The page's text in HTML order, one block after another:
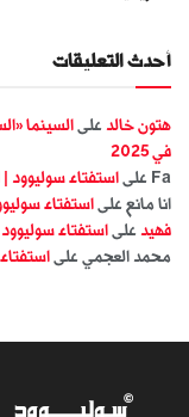
أحدث التعليقات
هتون خالد على السينما
في 2025
Fa على استفتاء سوليوود |
انا مانع على استفتاء
فهيد على استفتاء سوليوود |
محمد العجمي على استفتاء